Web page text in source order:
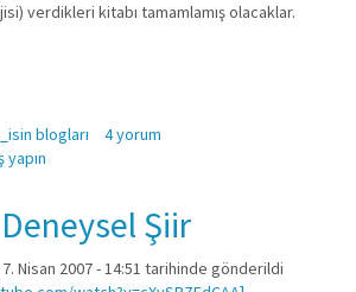
verdikleri kitabı tamamlamış olacaklar.
yaklaştı.. hakkında
blogları
4 yorum
yapın
Şiir
Nisan 2007 - 14:51 tarihinde gönderildi